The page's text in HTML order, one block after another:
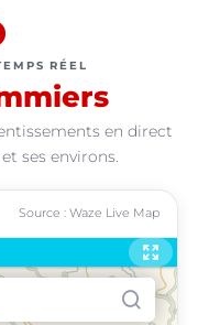
RÉEL
en direct
ses environs.
Source : Waze Live Map